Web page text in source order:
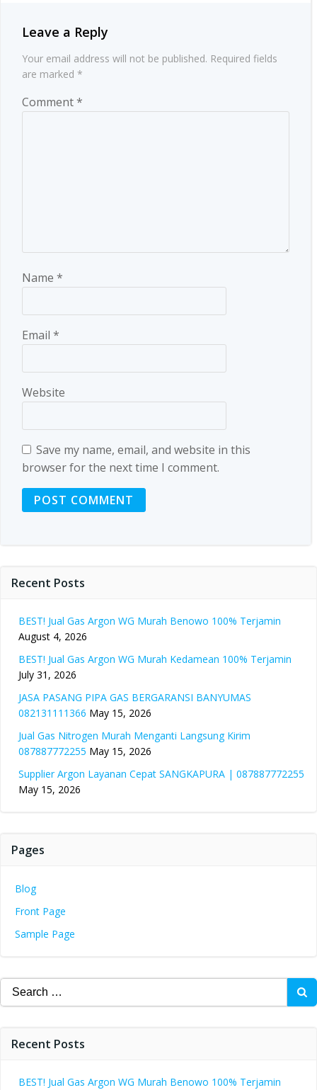
Leave a Reply
Your email address will not be published. Required fields
are marked *
Comment*
Name *
Email *
Website
Save my name, email, and website in this
browser for the next time I comment.
Recent Posts
BEST! Jual Gas Argon WG Murah Benowo 100% Terjamin
August 4, 2026
BEST! Jual Gas Argon WG Murah Kedamean 100% Terjamin
July 31, 2026
JASA PASANG PIPA GAS BERGARANSI BANYUMAS
082131111366 May 15, 2026
Jual Gas Nitrogen Murah Menganti Langsung Kirim
087887772255 May 15, 2026
Supplier Argon Layanan Cepat SANGKAPURA | 087887772255
May 15, 2026
Pages
Blog
Front Page
Sample Page
Search
for:
Recent Posts
BEST! Jual Gas Argon WG Murah Benowo 100% Terjamin